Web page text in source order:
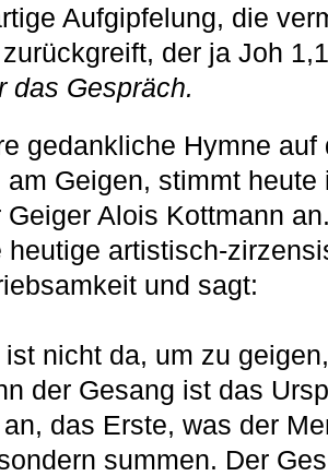
Aufgipfelung, die
der ja Joh
das Gespräch.
gedankliche Hymne
Geigen, stimmt heute
Geiger Alois Kottmann
heutige artistisch-
und sagt:
ist nicht da, um zu
der Gesang ist das
das Erste, was der
summen. Der